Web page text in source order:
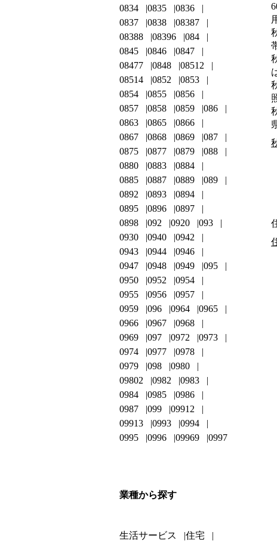
0834
0835
0836
0837
0838
08387
08388
08396
084
0845
0846
0847
08477
0848
08512
08514
0852
0853
0854
0855
0856
0857
0858 0859
086
0863
0865
0866
0867
0868 0869
087
0875
0877 0879
088
0880
0883
0884
0885
0887 0889
089
0892
0893
0894
0895
0896
0897
0898
092 0920
093
0930
0940
0942
0943
0944
0946
0947
0948 0949
095
0950
0952
0954
0955
0956
0957
0959
096 0964
0965
0966
0967
0968
0969
097 0972
0973
0974
0977
0978
0979
098
0980
09802
0982
0983
0984
0985
0986
0987
099
09912
09913
0993
0994
0995
0996 09969 0997
業種から探す
生活サービス 住宅